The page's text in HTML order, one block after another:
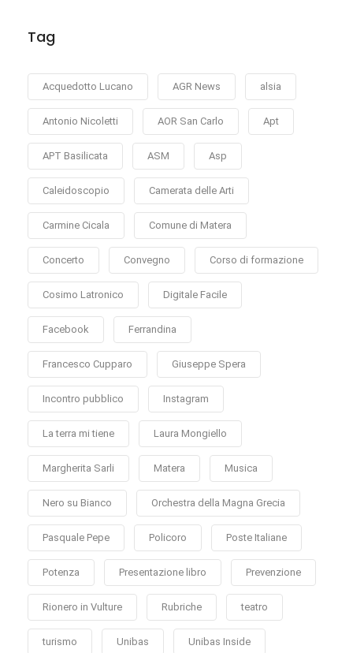
Tag
Acquedotto Lucano AGR News alsia
Antonio Nicoletti AOR San Carlo Apt
APT Basilicata ASM Asp
Caleidoscopio Camerata delle Arti
Carmine Cicala Comune di Matera
Concerto Convegno Corso di formazione
Cosimo Latronico Digitale Facile
Facebook Ferrandina
Francesco Cupparo Giuseppe Spera
Incontro pubblico Instagram
La terra mi tiene Laura Mongiello
Margherita Sarli Matera Musica
Nero su Bianco Orchestra della Magna Grecia
Pasquale Pepe Policoro Poste Italiane
Potenza Presentazione libro Prevenzione
Rionero in Vulture Rubriche teatro
turismo Unibas Unibas Inside